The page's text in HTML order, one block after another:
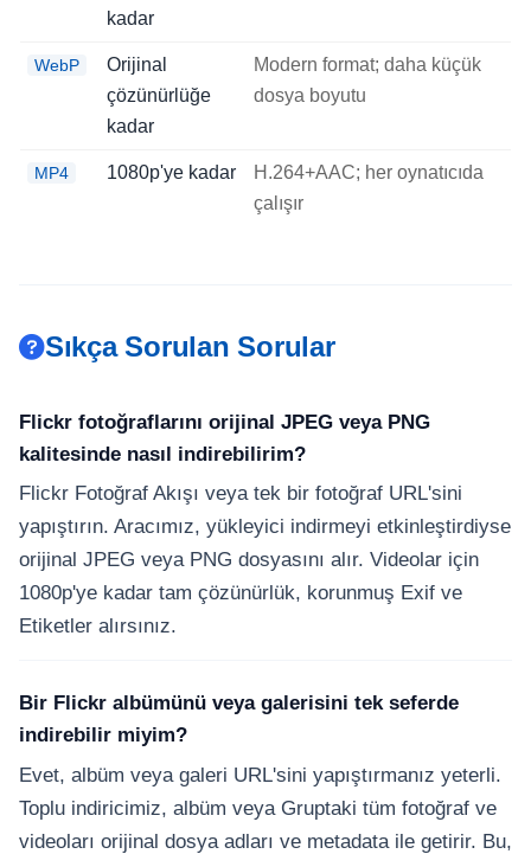
kadar
WebP
Orijinal
çözünürlüğe
kadar
Modern format; daha küçük
dosya boyutu
MP4 1080p'ye kadar
H.264+AAC; her oynatıcıda
çalışır
Sıkça Sorulan Sorular
Flickr fotoğraflarını orijinal JPEG veya PNG
kalitesinde nasıl indirebilirim?
Flickr Fotoğraf Akışı veya tek bir fotoğraf URL'sini
yapıştırın. Aracımız, yükleyici indirmeyi etkinleştirdiyse
orijinal JPEG veya PNG dosyasını alır. Videolar için
1080p'ye kadar tam çözünürlük, korunmuş Exif ve
Etiketler alırsınız.
Bir Flickr albümünü veya galerisini tek seferde
indirebilir miyim?
Evet, albüm veya galeri URL'sini yapıştırmanız yeterli.
Toplu indiricimiz, albüm veya Gruptaki tüm fotoğraf ve
videoları orijinal dosya adları ve metadata ile getirir. Bu,